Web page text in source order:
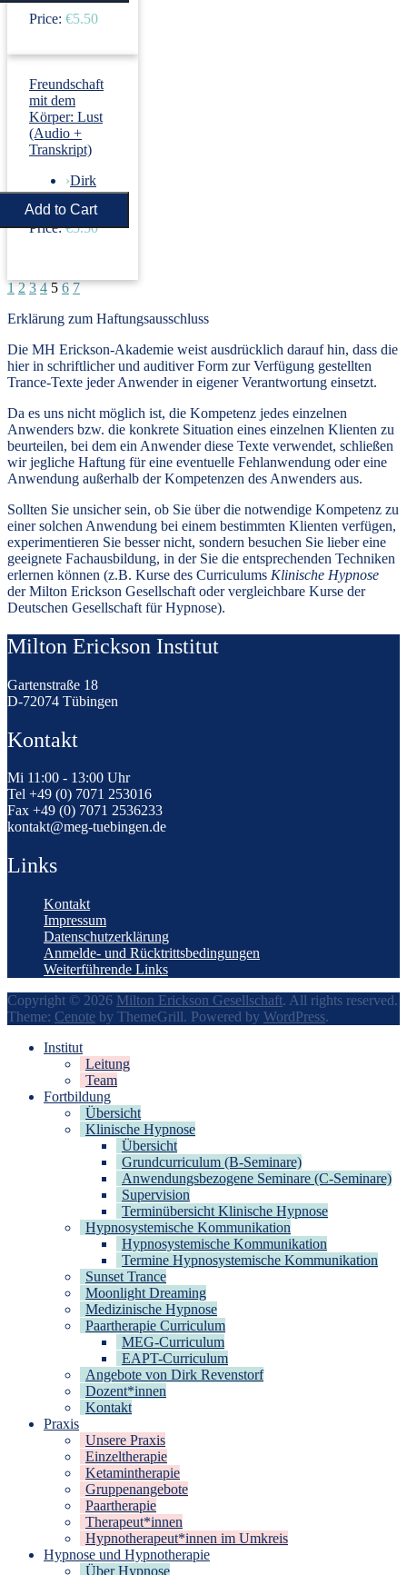
Price: €5.50
Freundschaft
mit dem
Körper: Lust
(Audio +
Transkript)
›Dirk
Revenstorf
Price: €5.50
1 2 3 4 5 6 7
Erklärung zum Haftungsausschluss
Die MH Erickson-Akademie weist ausdrücklich darauf hin, dass die
hier in schriftlicher und auditiver Form zur Verfügung gestellten
Trance-Texte jeder Anwender in eigener Verantwortung einsetzt.
Da es uns nicht möglich ist, die Kompetenz jedes einzelnen
Anwenders bzw. die konkrete Situation eines einzelnen Klienten zu
beurteilen, bei dem ein Anwender diese Texte verwendet, schließen
wir jegliche Haftung für eine eventuelle Fehlanwendung oder eine
Anwendung außerhalb der Kompetenzen des Anwenders aus.
Sollten Sie unsicher sein, ob Sie über die notwendige Kompetenz zu
einer solchen Anwendung bei einem bestimmten Klienten verfügen,
experimentieren Sie besser nicht, sondern besuchen Sie lieber eine
geeignete Fachausbildung, in der Sie die entsprechenden Techniken
erlernen können (z.B. Kurse des Curriculums Klinische Hypnose
der Milton Erickson Gesellschaft oder vergleichbare Kurse der
Deutschen Gesellschaft für Hypnose).
Milton Erickson Institut
Gartenstraße 18
D-72074 Tübingen
Kontakt
Mi 11:00 - 13:00 Uhr
Tel +49 (0) 7071 253016
Fax +49 (0) 7071 2536233
kontakt@meg-tuebingen.de
Links
Kontakt
Impressum
Datenschutzerklärung
Anmelde- und Rücktrittsbedingungen
Weiterführende Links
Copyright © 2026 Milton Erickson Gesellschaft. All rights reserved.
Theme: Cenote by ThemeGrill. Powered by WordPress.
Institut
Leitung
Team
Fortbildung
Übersicht
Klinische Hypnose
Übersicht
Grundcurriculum (B-Seminare)
Anwendungsbezogene Seminare (C-Seminare)
Supervision
Terminübersicht Klinische Hypnose
Hypnosystemische Kommunikation
Hypnosystemische Kommunikation
Termine Hypnosystemische Kommunikation
Sunset Trance
Moonlight Dreaming
Medizinische Hypnose
Paartherapie Curriculum
MEG-Curriculum
EAPT-Curriculum
Angebote von Dirk Revenstorf
Dozent*innen
Kontakt
Praxis
Unsere Praxis
Einzeltherapie
Ketamintherapie
Gruppenangebote
Paartherapie
Therapeut*innen
Hypnotherapeut*innen im Umkreis
Hypnose und Hypnotherapie
Über Hypnose